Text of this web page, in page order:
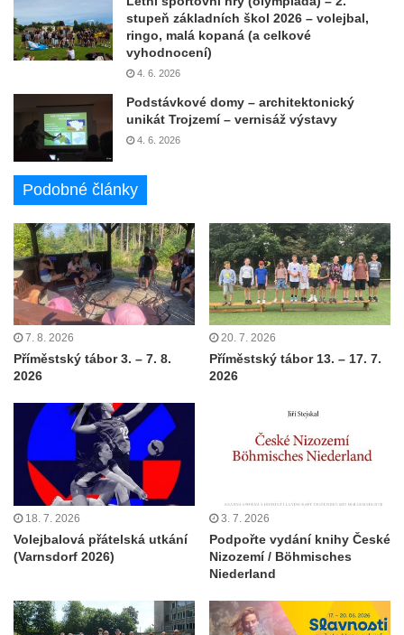
stupeň základních škol 2026 – volejbal,
ringo, malá kopaná (a celkové
vyhodnocení)
4. 6. 2026
Podstávkové domy – architektonický
unikát Trojzemí – vernisáž výstavy
4. 6. 2026
Podobné články
7. 8. 2026
Příměstský tábor 3. – 7. 8.
2026
20. 7. 2026
Příměstský tábor 13. – 17. 7.
2026
18. 7. 2026
Volejbalová přátelská utkání
(Varnsdorf 2026)
3. 7. 2026
Podpořte vydání knihy České
Nizozemí / Böhmisches
Niederland